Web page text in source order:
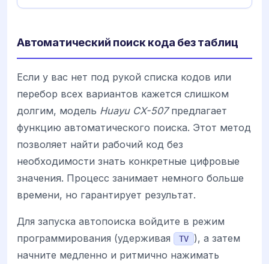
Автоматический поиск кода без таблиц
Если у вас нет под рукой списка кодов или
перебор всех вариантов кажется слишком
долгим, модель Huayu CX-507предлагает
функцию автоматического поиска. Этот метод
позволяет найти рабочий код без
необходимости знать конкретные цифровые
значения. Процесс занимает немного больше
времени, но гарантирует результат.
Для запуска автопоиска войдите в режим
программирования (удерживая
TV
), а затем
начните медленно и ритмично нажимать